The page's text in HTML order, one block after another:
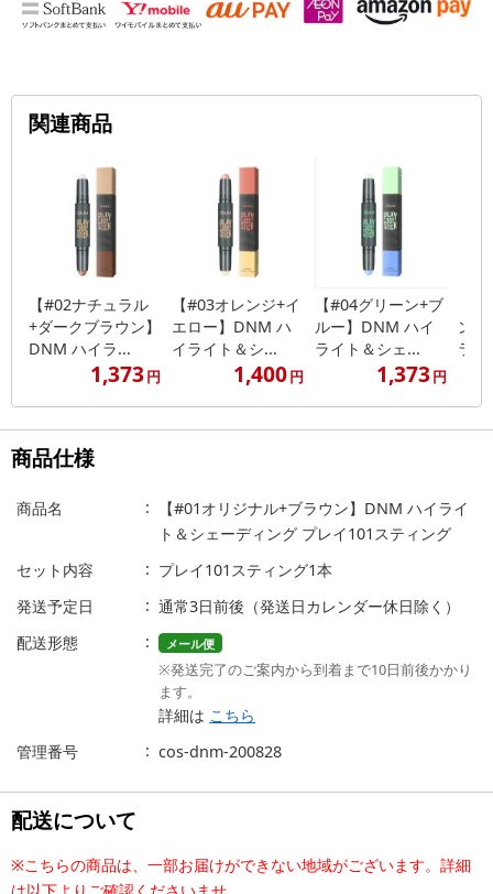
関連商品
【#02ナチュラル
+ダークブラウン】
DNM ハイラ...
1,373円
【#03オレンジ+イ
エロー】DNM ハ
イライト＆シ...
1,400円
【#04グリーン+ブ
ルー】DNM ハイ
ライト＆シェ...
1,373円
ン
ラ
商品仕様
商品名
【#01オリジナル+ブラウン】DNM ハイライ
ト＆シェーディング プレイ101スティング
セット内容
プレイ101スティング1本
発送予定日
通常3日前後（発送日カレンダー休日除く）
配送形態
メール便
※発送完了のご案内から到着まで10日前後かかり
ます。
詳細は こちら
管理番号
cos-dnm-200828
配送について
※こちらの商品は、一部お届けができない地域がございます。詳細